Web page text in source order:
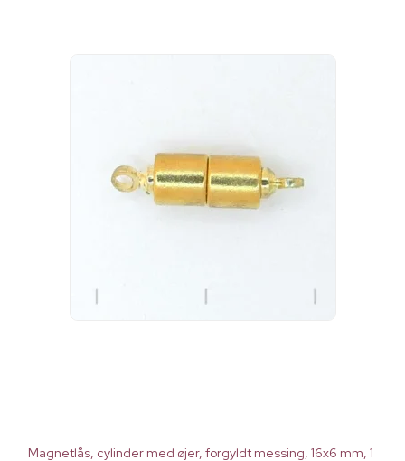
Magnetlås, cylinder med øjer, forgyldt messing, 16x6 mm, 1